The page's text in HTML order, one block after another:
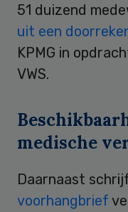
51 duizend
uit een
KPMG in
VWS.
medische
Daarnaast
voorhangbrief